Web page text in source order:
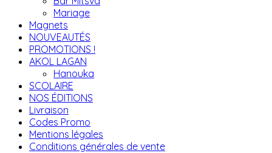
Mariage
Magnets
NOUVEAUTÉS
PROMOTIONS !
AKOL LAGAN
Hanouka
SCOLAIRE
NOS ÉDITIONS
Livraison
Codes Promo
Mentions légales
Conditions générales de vente